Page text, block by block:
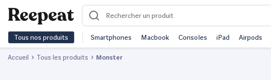
Tous nos produits Smartphones Macbook Consoles iPad Airpods
Accueil Tous les produits Monster